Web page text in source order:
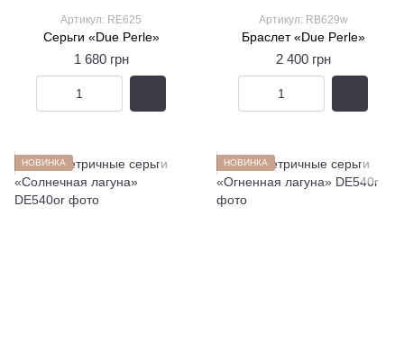
Артикул: RE625
Серьги «Due Perle»
1 680 грн
Артикул: RB629w
Браслет «Due Perle»
2 400 грн
НОВИНКА НОВИНКА